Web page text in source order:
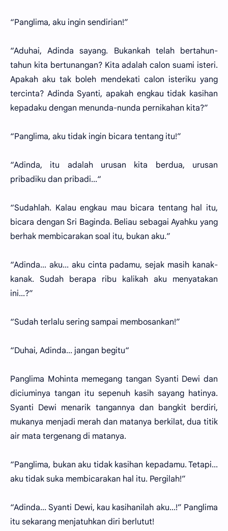
“Panglima, aku ingin sendirian!”
“Aduhai, Adinda sayang. Bukankah telah bertahun-
tahun kita bertunangan? Kita adalah calon suami isteri.
Apakah aku tak boleh mendekati calon isteriku yang
tercinta? Adinda Syanti, apakah engkau tidak kasihan
kepadaku dengan menunda-nunda pernikahan kita?”
“Panglima, aku tidak ingin bicara tentang itu!”
“Adinda, itu adalah urusan kita berdua, urusan
pribadiku dan pribadi...“
“Sudahlah. Kalau engkau mau bicara tentang hal itu,
bicara dengan Sri Baginda. Beliau sebagai Ayahku yang
berhak membicarakan soal itu, bukan aku.”
“Adinda... aku... aku cinta padamu, sejak masih kanak-
kanak. Sudah berapa ribu kalikah aku menyatakan
ini...?”
“Sudah terlalu sering sampai membosankan!”
“Duhai, Adinda... jangan begitu“
Panglima Mohinta memegang tangan Syanti Dewi dan
diciuminya tangan itu sepenuh kasih sayang hatinya.
Syanti Dewi menarik tangannya dan bangkit berdiri,
mukanya menjadi merah dan matanya berkilat, dua titik
air mata tergenang di matanya.
“Panglima, bukan aku tidak kasihan kepadamu. Tetapi...
aku tidak suka membicarakan hal itu. Pergilah!”
“Adinda... Syanti Dewi, kau kasihanilah aku...!” Panglima
itu sekarang menjatuhkan diri berlutut!